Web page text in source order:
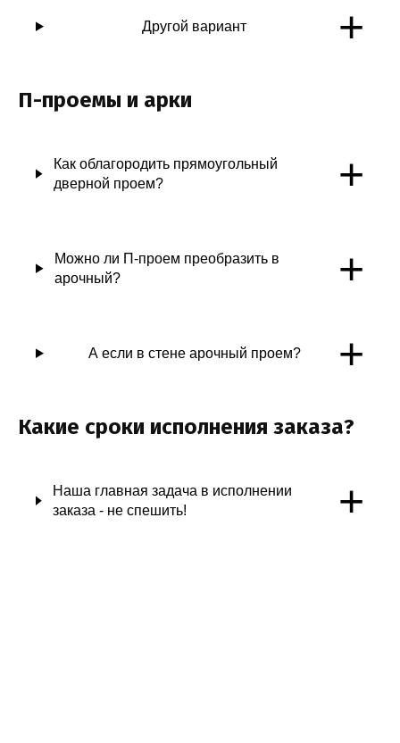
Другой вариант +
П-проемы и арки
Как облагородить прямоугольный
дверной проем?
+
Можно ли П-проем преобразить в
арочный?
+
А если в стене арочный проем? +
Какие сроки исполнения заказа?
Наша главная задача в исполнении
заказа - не спешить!
+